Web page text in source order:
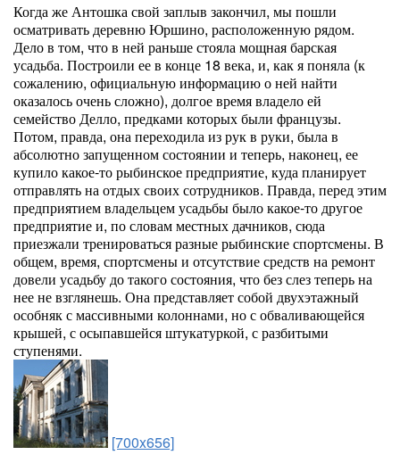
Когда же Антошка свой заплыв закончил, мы пошли
осматривать деревню Юршино, расположенную рядом.
Дело в том, что в ней раньше стояла мощная барская
усадьба. Построили ее в конце 18 века, и, как я поняла (к
сожалению, официальную информацию о ней найти
оказалось очень сложно), долгое время владело ей
семейство Делло, предками которых были французы.
Потом, правда, она переходила из рук в руки, была в
абсолютно запущенном состоянии и теперь, наконец, ее
купило какое-то рыбинское предприятие, куда планирует
отправлять на отдых своих сотрудников. Правда, перед этим
предприятием владельцем усадьбы было какое-то другое
предприятие и, по словам местных дачников, сюда
приезжали тренироваться разные рыбинские спортсмены. В
общем, время, спортсмены и отсутствие средств на ремонт
довели усадьбу до такого состояния, что без слез теперь на
нее не взглянешь. Она представляет собой двухэтажный
особняк с массивными колоннами, но с обваливающейся
крышей, с осыпавшейся штукатуркой, с разбитыми
ступенями.
[700x656]